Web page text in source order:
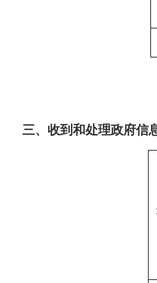
三、收到和处理政府信